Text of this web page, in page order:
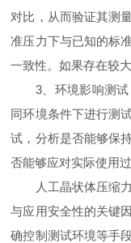
对比，从而验证其测
准压力下与已知的标
一致性。如果存在较
3、环境影响测试
同环境条件下进行测
试，分析是否能够保
否能够应对实际使用
人工晶状体压缩力
与应用安全性的关键
确控制测试环境等手